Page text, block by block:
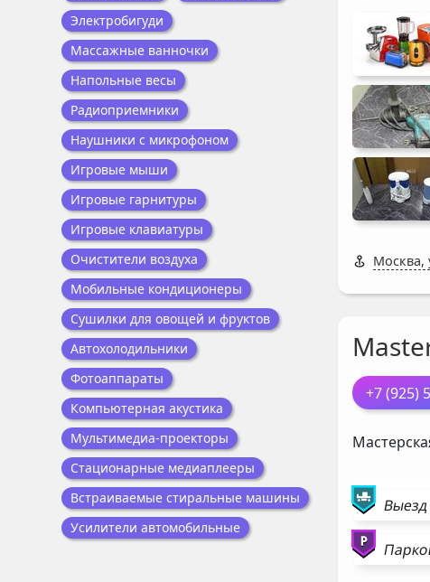
Электробигуди
Массажные ванночки
Напольные весы
Радиоприемники
Наушники с микрофоном
Игровые мыши
Игровые гарнитуры
Игровые клавиатуры
Очистители воздуха
Мобильные кондиционеры
Сушилки для овощей и фруктов
Автохолодильники
Фотоаппараты
Компьютерная акустика
Мультимедиа-проекторы
Стационарные медиаплееры
Встраиваемые стиральные машины
Усилители автомобильные
Москва,
+7 (925)
Выезд